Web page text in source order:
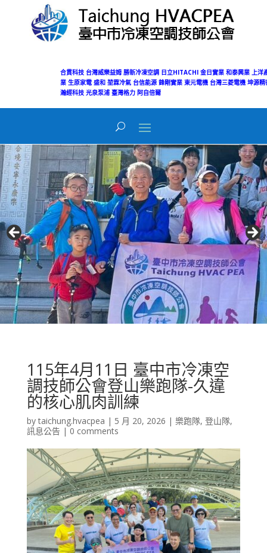
合貫科技 台灣威樂益姆 勝新冷凍空調 日立HITACHI 金日實業 和泰興業
上洋
業 生原家電 盛和 堃霖冷氣 台信能源 鋒剛實業 東元電機 台灣三菱電機 坤源精
瀚經科技 光泉泵浦 臺灣格力 阿自倍爾
Today's Views:
Total Views:50,047
115年4月11日 臺中市冷凍空
調技師公會登山樂跑隊-久違
的核心肌肉訓練
bytaichung.hvacpea | 5 月 20, 2026 | 樂跑隊, 登山隊,
訊息公告| 0 comments